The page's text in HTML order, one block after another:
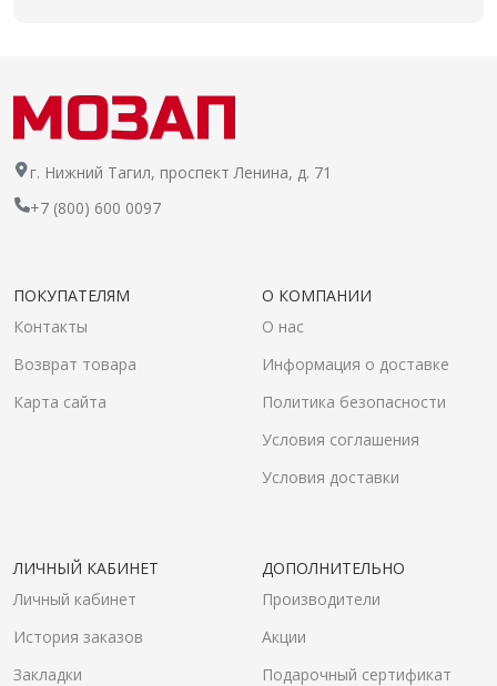
г. Нижний Тагил, проспект Ленина, д. 71
+7 (800) 600 0097
ПОКУПАТЕЛЯМ
Контакты
Возврат товара
Карта сайта
О КОМПАНИИ
О нас
Информация о доставке
Политика безопасности
Условия соглашения
Условия доставки
ЛИЧНЫЙ КАБИНЕТ
Личный кабинет
История заказов
Закладки
ДОПОЛНИТЕЛЬНО
Производители
Акции
Подарочный сертификат